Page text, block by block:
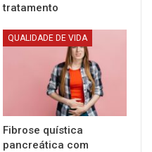
tratamento
QUALIDADE DE VIDA
Fibrose quística
pancreática com